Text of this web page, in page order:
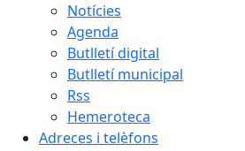
Notícies
Agenda
Butlletí digital
Butlletí municipal
Rss
Hemeroteca
Adreces i telèfons